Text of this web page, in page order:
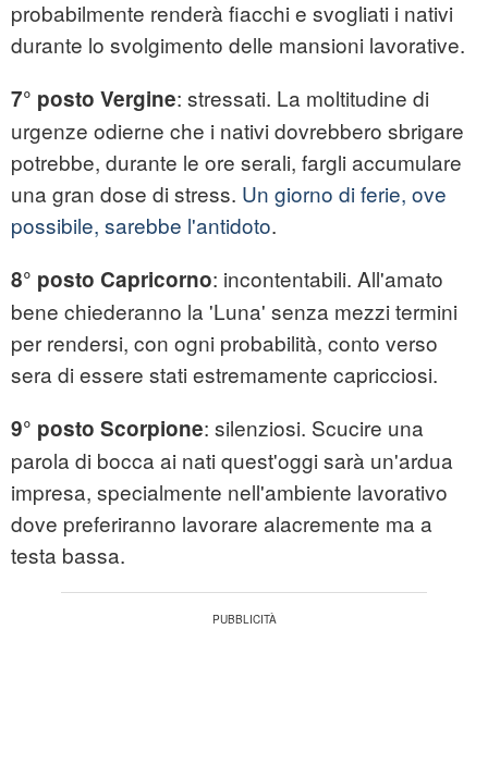
probabilmente renderà fiacchi e svogliati i nativi
durante lo svolgimento delle mansioni lavorative.
7° posto Vergine: stressati. La moltitudine di
urgenze odierne che i nativi dovrebbero sbrigare
potrebbe, durante le ore serali, fargli accumulare
una gran dose di stress. Un giorno di ferie, ove
possibile, sarebbe l'antidoto.
8° posto Capricorno: incontentabili. All'amato
bene chiederanno la 'Luna' senza mezzi termini
per rendersi, con ogni probabilità, conto verso
sera di essere stati estremamente capricciosi.
9° posto Scorpione: silenziosi. Scucire una
parola di bocca ai nati quest'oggi sarà un'ardua
impresa, specialmente nell'ambiente lavorativo
dove preferiranno lavorare alacremente ma a
testa bassa.